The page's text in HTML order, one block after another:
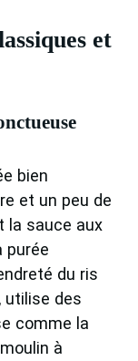
et
bien
et un peu de
la sauce aux
purée
du ris
utilise des
comme la
à